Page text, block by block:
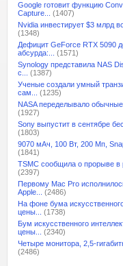
Google готовит функцию
Capture...
(1407)
Nvidia инвестирует $3 млрд
(1348)
Дефицит GeForce RTX 5090
абсурда:...
(1571)
Synology представила NAS
с...
(1387)
Ученые создали умный
сам...
(1235)
NASA переделывало обычные
(1927)
Sony выпустит в сентябре
(1803)
9070 мАч, 100 Вт, 200 Мп,
(1841)
TSMC сообщила о прорыве в
(2397)
Первому Mac Pro
Apple...
(2486)
На фоне бума
цены...
(1738)
Бум искусственного
цены...
(2340)
Четыре монитора, 2,5-
(2486)